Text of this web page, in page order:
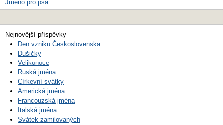
Jméno pro psa
Nejnovější příspěvky
Den vzniku Československa
Dušičky
Velikonoce
Ruská jména
Církevní svátky
Americká jména
Francouzská jména
Italská jména
Svátek zamilovaných